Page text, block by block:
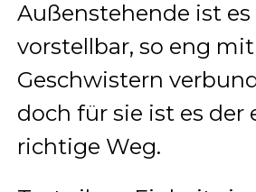
Außenstehende ist
vorstellbar, so eng
Geschwistern
doch für sie ist es der
richtige Weg.